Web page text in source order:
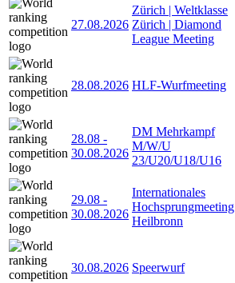
27.08.2026
Zürich | Weltklasse
Zürich | Diamond
League Meeting
28.08.2026 HLF-Wurfmeeting
28.08 -
30.08.2026
DM Mehrkampf
M/W/U
23/U20/U18/U16
29.08 -
30.08.2026
Internationales
Hochsprungmeeting
Heilbronn
30.08.2026 Speerwurf